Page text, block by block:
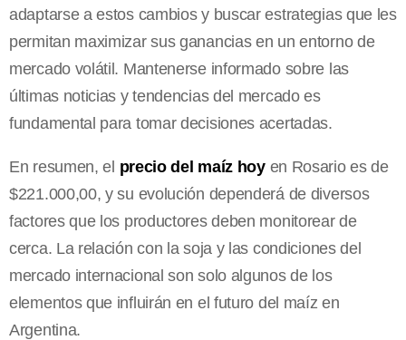
adaptarse a estos cambios y buscar estrategias que les
permitan maximizar sus ganancias en un entorno de
mercado volátil. Mantenerse informado sobre las
últimas noticias y tendencias del mercado es
fundamental para tomar decisiones acertadas.
En resumen, el precio del maíz hoyen Rosario es de
$221.000,00, y su evolución dependerá de diversos
factores que los productores deben monitorear de
cerca. La relación con la soja y las condiciones del
mercado internacional son solo algunos de los
elementos que influirán en el futuro del maíz en
Argentina.